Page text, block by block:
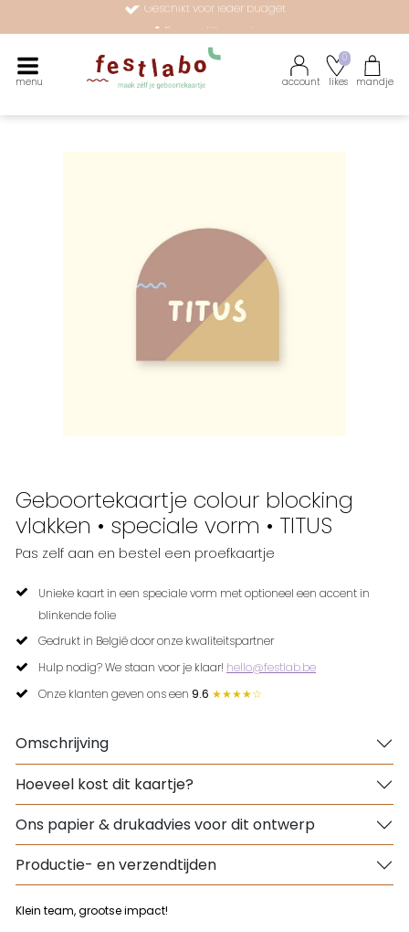
menu account likes
0
mandje
Geboortekaartje colour blocking
vlakken • speciale vorm • TITUS
Pas zelf aan en bestel een proefkaartje
Unieke kaart in een speciale vorm met optioneel een accent in
blinkende folie
Gedrukt in België door onze kwaliteitspartner
Hulp nodig? We staan voor je klaar! hello@festlab.be
Onze klanten geven ons een 9.6 ★★★★☆
Omschrijving
Hoeveel kost dit kaartje?
Ons papier & drukadvies voor dit ontwerp
Productie- en verzendtijden
Klein team, grootse impact!